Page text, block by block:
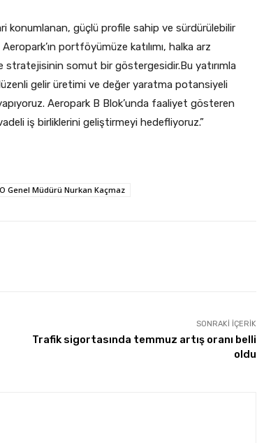
güçlü profile sahip ve sürdürülebilir
portföyümüze katılımı, halka arz
stratejisinin somut bir göstergesidir.Bu yatırımla
gelir üretimi ve değer yaratma potansiyeli
Aeropark B Blok’unda faaliyet gösteren
iş birliklerini geliştirmeyi hedefliyoruz.”
Genel Müdürü Nurkan Kaçmaz
SONRAKI İÇERIK
Trafik sigortasında temmuz artış oranı belli
oldu